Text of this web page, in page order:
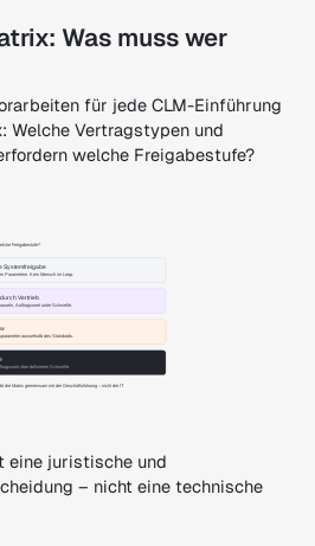
Was muss wer
für jede CLM-Einführung
Vertragstypen und
welche Freigabestufe?
eine juristische und
– nicht eine technische